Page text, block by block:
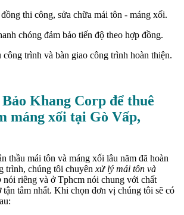
thi công, sửa chữa mái tôn - máng xối.
chóng đảm bảo tiến độ theo hợp đồng.
công trình và bàn giao công trình hoàn thiện.
Khang Corp để thuê
máng xối tại Gò Vấp,
thầu mái tôn và máng xối lâu năm đã hoàn
trình, chúng tôi chuyên xử lý mái tôn và
nói riêng và ở Tphcm nói chung với chất
tâm nhất. Khi chọn đơn vị chúng tôi sẽ có